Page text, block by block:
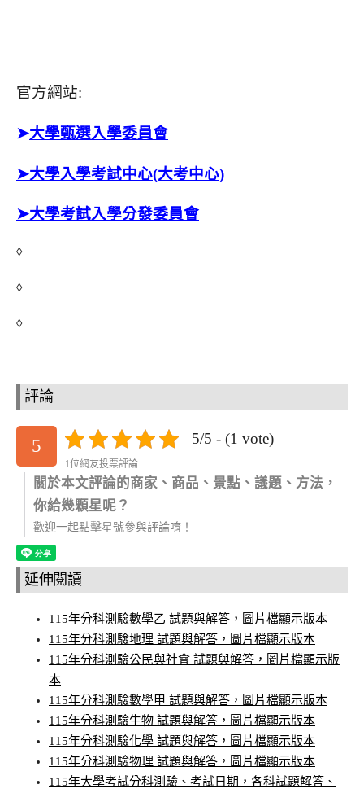
官方網站:
➤大學甄選入學委員會
➤大學入學考試中心(大考中心)
➤大學考試入學分發委員會
◊
◊
◊
評論
5 5/5 - (1 vote)
1位網友投票評論
關於本文評論的商家、商品、景點、議題、方法，
你給幾顆星呢？
歡迎一起點擊星號參與評論唷！
延伸閱讀
115年分科測驗數學乙 試題與解答，圖片檔顯示版本
115年分科測驗地理 試題與解答，圖片檔顯示版本
115年分科測驗公民與社會 試題與解答，圖片檔顯示版
本
115年分科測驗數學甲 試題與解答，圖片檔顯示版本
115年分科測驗生物 試題與解答，圖片檔顯示版本
115年分科測驗化學 試題與解答，圖片檔顯示版本
115年分科測驗物理 試題與解答，圖片檔顯示版本
115年大學考試分科測驗、考試日期，各科試題解答、